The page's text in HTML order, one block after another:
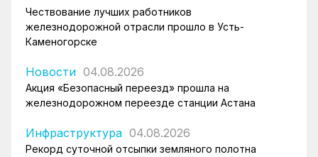
Чествование лучших работников
железнодорожной отрасли прошло в Усть-
Каменогорске
Новости 04.08.2026
Акция «Безопасный переезд» прошла на
железнодорожном переезде станции Астана
Инфраструктура 04.08.2026
Рекорд суточной отсыпки земляного полотна